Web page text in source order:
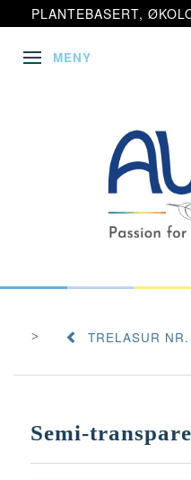
PLANTEBASERT,
VEKSLE NAVIGASJON
MENY
TRELASUR
Semi-